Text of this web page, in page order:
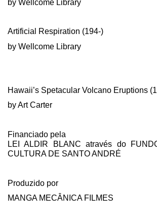
by Wellcome Library
Artificial Respiration (194-)
by Wellcome Library
Hawaii’s Spetacular Volcano Eruptions
by Art Carter
Financiado pela
LEI ALDIR BLANC através do
CULTURA DE SANTO ANDRÉ
Produzido por
MANGA MECÂNICA FILMES